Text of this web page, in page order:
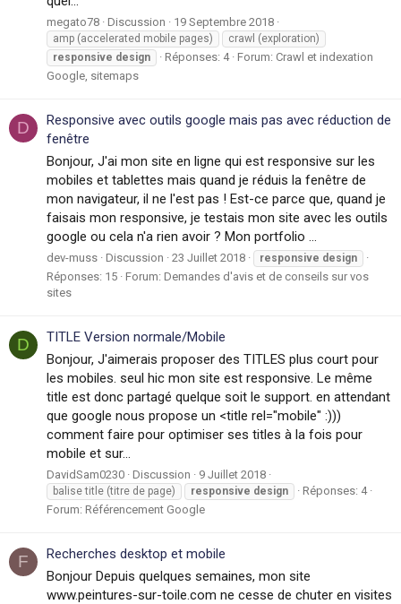
megato78 Discussion 19 Septembre 2018
amp (accelerated mobile pages)
crawl (exploration)
responsive design Réponses: 4 Forum: Crawl et indexation
Google, sitemaps
D
Responsive avec outils google mais pas avec réduction de
fenêtre
Bonjour, J'ai mon site en ligne qui est responsive sur les
mobiles et tablettes mais quand je réduis la fenêtre de
mon navigateur, il ne l'est pas ! Est-ce parce que, quand je
faisais mon responsive, je testais mon site avec les outils
google ou cela n'a rien avoir ? Mon portfolio ...
dev-muss Discussion 23 Juillet 2018 responsive design
Réponses: 15 Forum: Demandes d'avis et de conseils sur vos
sites
D
TITLE Version normale/Mobile
Bonjour, J'aimerais proposer des TITLES plus court pour
les mobiles. seul hic mon site est responsive. Le même
title est donc partagé quelque soit le support. en attendant
que google nous propose un <title rel="mobile" :)))
comment faire pour optimiser ses titles à la fois pour
mobile et sur...
DavidSam0230 Discussion 9 Juillet 2018
balise title (titre de page) responsive design
Réponses: 4
Forum: Référencement Google
F
Recherches desktop et mobile
Bonjour Depuis quelques semaines, mon site
www.peintures-sur-toile.com ne cesse de chuter en visites